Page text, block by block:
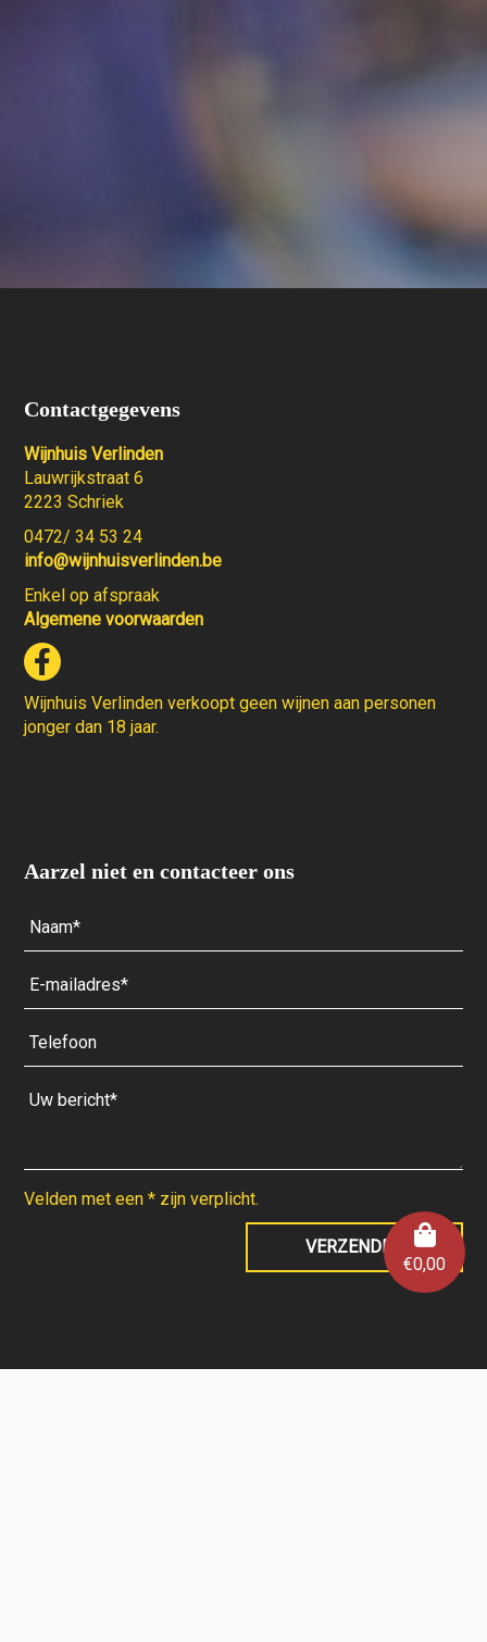
€0,00
Contactgegevens
Wijnhuis Verlinden
Lauwrijkstraat 6
2223 Schriek
0472/ 34 53 24
info@wijnhuisverlinden.be
Enkel op afspraak
Algemene voorwaarden
Wijnhuis Verlinden verkoopt geen wijnen aan personen
jonger dan 18 jaar.
Aarzel niet en contacteer ons
Velden met een * zijn verplicht.